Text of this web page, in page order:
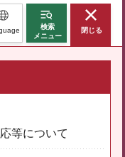
検索
メニュー
閉じる
等について